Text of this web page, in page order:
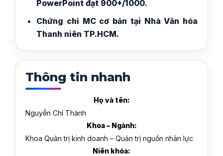
PowerPoint đạt 900+/1000.
Chứng chỉ MC cơ bản tại Nhà Văn hóa
Thanh niên TP.HCM.
Thông tin nhanh
Họ và tên:
Nguyễn Chí Thành
Khoa – Ngành:
Khoa Quản trị kinh doanh – Quản trị nguồn nhân lực
Niên khóa: